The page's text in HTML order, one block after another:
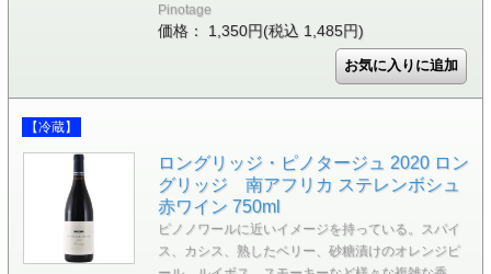
Pinotage
価格： 1,350円(税込 1,485円)
【冷蔵】
ロングリッジ・ピノタージュ 2020 ロン
グリッジ 南アフリカ ステレンボシュ
赤ワイン 750ml
ピノノワールに近いイメージを持っている。スパイ
ス、カシス、熟したベリー、砂糖漬けのオレンジピ